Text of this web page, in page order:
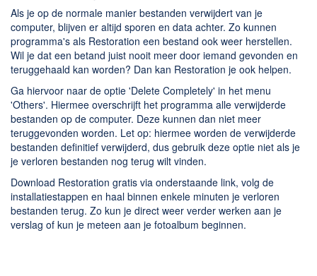
Dating apps
Parkeer apps
Rar en Zip (Compressie - Unzip)
Shopping
Spelletjes en Games
Webbrowsers
Als je op de normale manier bestanden verwijdert van je
computer, blijven er altijd sporen en data achter. Zo kunnen
programma's als Restoration een bestand ook weer herstellen.
Wil je dat een betand juist nooit meer door iemand gevonden en
teruggehaald kan worden? Dan kan Restoration je ook helpen.
Ga hiervoor naar de optie 'Delete Completely' in het menu
'Others'. Hiermee overschrijft het programma alle verwijderde
bestanden op de computer. Deze kunnen dan niet meer
teruggevonden worden. Let op: hiermee worden de verwijderde
bestanden definitief verwijderd, dus gebruik deze optie niet als je
je verloren bestanden nog terug wilt vinden.
Download Restoration gratis via onderstaande link, volg de
installatiestappen en haal binnen enkele minuten je verloren
bestanden terug. Zo kun je direct weer verder werken aan je
verslag of kun je meteen aan je fotoalbum beginnen.